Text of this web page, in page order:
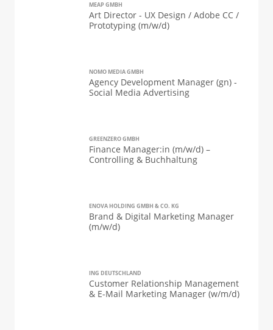
MEAP GMBH
Art Director - UX Design / Adobe CC /
Prototyping (m/w/d)
NOMO MEDIA GMBH
Agency Development Manager (gn) -
Social Media Advertising
GREENZERO GMBH
Finance Manager:in (m/w/d) –
Controlling & Buchhaltung
ENOVA HOLDING GMBH & CO. KG
Brand & Digital Marketing Manager
(m/w/d)
ING DEUTSCHLAND
Customer Relationship Management
& E-Mail Marketing Manager (w/m/d)